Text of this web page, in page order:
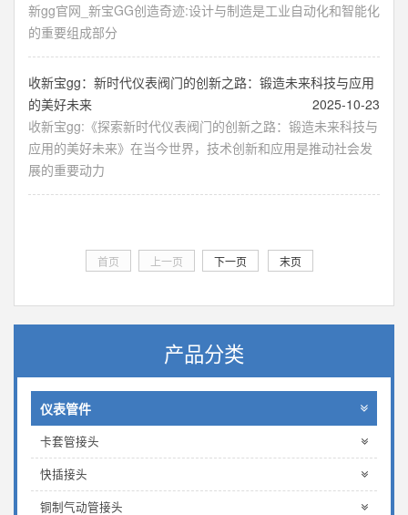
新gg官网_新宝GG创造奇迹:设计与制造是工业自动化和智能化
的重要组成部分
收新宝gg：新时代仪表阀门的创新之路：锻造未来科技与应用
的美好未来
2025-10-23
收新宝gg:《探索新时代仪表阀门的创新之路：锻造未来科技与
应用的美好未来》在当今世界，技术创新和应用是推动社会发
展的重要动力
首页 上一页 下一页 末页
产品分类
仪表管件
卡套管接头
快插接头
铜制气动管接头